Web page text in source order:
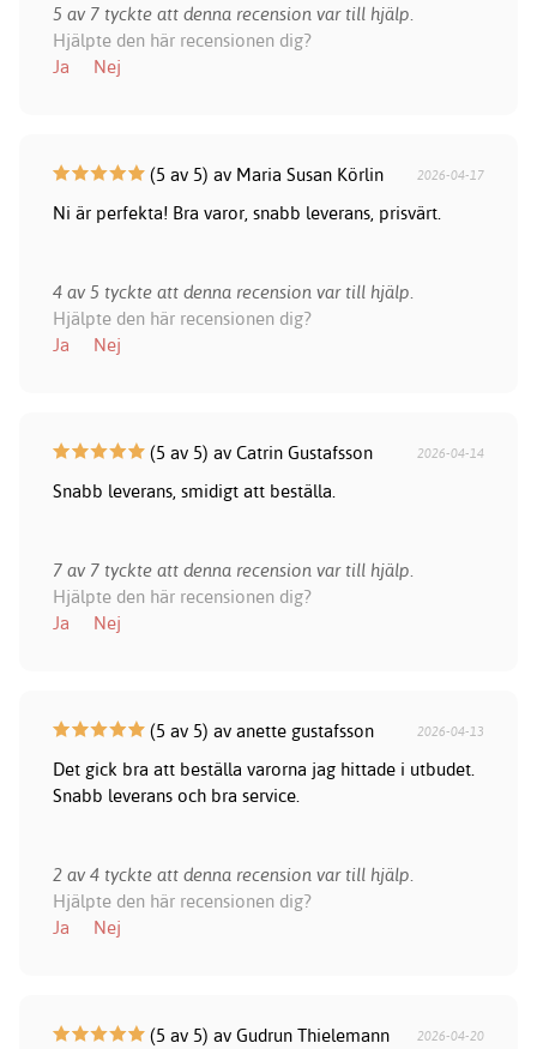
5 av 7 tyckte att denna recension var till hjälp.
Hjälpte den här recensionen dig?
Ja
Nej
(5 av 5) av Maria Susan Körlin 2026-04-17
Ni är perfekta! Bra varor, snabb leverans, prisvärt.
4 av 5 tyckte att denna recension var till hjälp.
Hjälpte den här recensionen dig?
Ja
Nej
(5 av 5) av Catrin Gustafsson 2026-04-14
Snabb leverans, smidigt att beställa.
7 av 7 tyckte att denna recension var till hjälp.
Hjälpte den här recensionen dig?
Ja
Nej
(5 av 5) av anette gustafsson 2026-04-13
Det gick bra att beställa varorna jag hittade i utbudet.
Snabb leverans och bra service.
2 av 4 tyckte att denna recension var till hjälp.
Hjälpte den här recensionen dig?
Ja
Nej
(5 av 5) av Gudrun Thielemann 2026-04-20